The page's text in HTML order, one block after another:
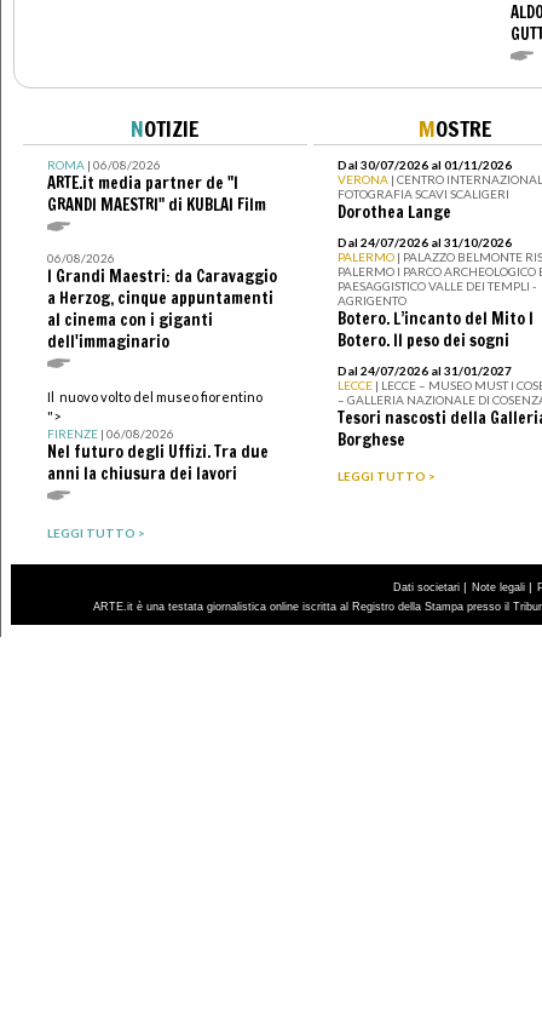
NOTIZIE
ROMA| 06/08/2026
ARTE.it media partner de "I
GRANDI MAESTRI" di KUBLAI Film
06/08/2026
I Grandi Maestri: da Caravaggio
a Herzog, cinque appuntamenti
al cinema con i giganti
dell'immaginario
Il nuovo volto del museo fiorentino
">
FIRENZE| 06/08/2026
Nel futuro degli Uffizi. Tra due
anni la chiusura dei lavori
LEGGI TUTTO >
MOSTRE
Dal 30/07/2026 al 01/11/2026
VERONA | CENTRO
FOTOGRAFIA SCAVI SCALIGERI
Dorothea Lange
Dal 24/07/2026 al 31/10/2026
PALERMO | PALAZZO BELMONTE
PALERMO I PARCO ARCHEOLOGICO
PAESAGGISTICO VALLE DEI TEMPLI -
AGRIGENTO
Botero. L’incanto del Mito I
Botero. Il peso dei sogni
Dal 24/07/2026 al 31/01/2027
LECCE | LECCE – MUSEO MUST I
– GALLERIA NAZIONALE DI
Tesori nascosti della
Borghese
LEGGI TUTTO >
Dati societari | Note legali |
ARTE.it è una testata giornalistica online iscritta al Registro della Stampa presso il